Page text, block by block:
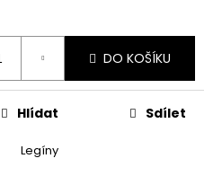
DO KOŠÍKU
Legíny
Hlídat Sdílet